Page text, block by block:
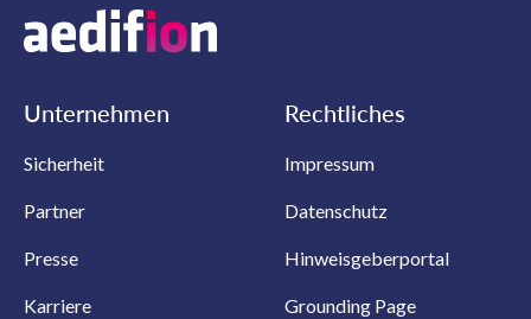
Unternehmen
Sicherheit
Partner
Presse
Karriere
Rechtliches
Impressum
Datenschutz
Hinweisgeberportal
Grounding Page